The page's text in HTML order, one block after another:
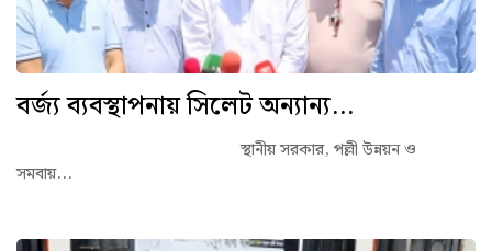
বর্জ্য ব্যবস্থাপনায় সিলেট অন্যান্য...
স্থানীয় সরকার, পল্লী উন্নয়ন ও
সমবায়...